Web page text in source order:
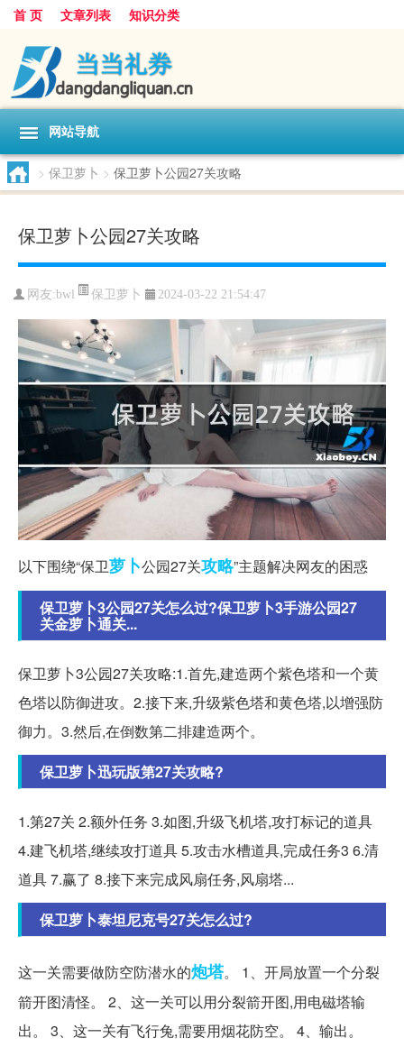
首 页 文章列表 知识分类
网站导航
> 保卫萝卜 > 保卫萝卜公园27关攻略
保卫萝卜公园27关攻略
网友:bwl 保卫萝卜 2024-03-22 21:54:47
以下围绕“保卫萝卜公园27关攻略”主题解决网友的困惑
保卫萝卜3公园27关怎么过?保卫萝卜3手游公园27
关金萝卜通关...
保卫萝卜3公园27关攻略:1.首先,建造两个紫色塔和一个黄
色塔以防御进攻。2.接下来,升级紫色塔和黄色塔,以增强防
御力。3.然后,在倒数第二排建造两个。
保卫萝卜迅玩版第27关攻略?
1.第27关 2.额外任务 3.如图,升级飞机塔,攻打标记的道具
4.建飞机塔,继续攻打道具 5.攻击水槽道具,完成任务3 6.清
道具 7.赢了 8.接下来完成风扇任务,风扇塔...
保卫萝卜泰坦尼克号27关怎么过?
这一关需要做防空防潜水的炮塔。 1、开局放置一个分裂
箭开图清怪。 2、这一关可以用分裂箭开图,用电磁塔输
出。 3、这一关有飞行兔,需要用烟花防空。 4、输出。